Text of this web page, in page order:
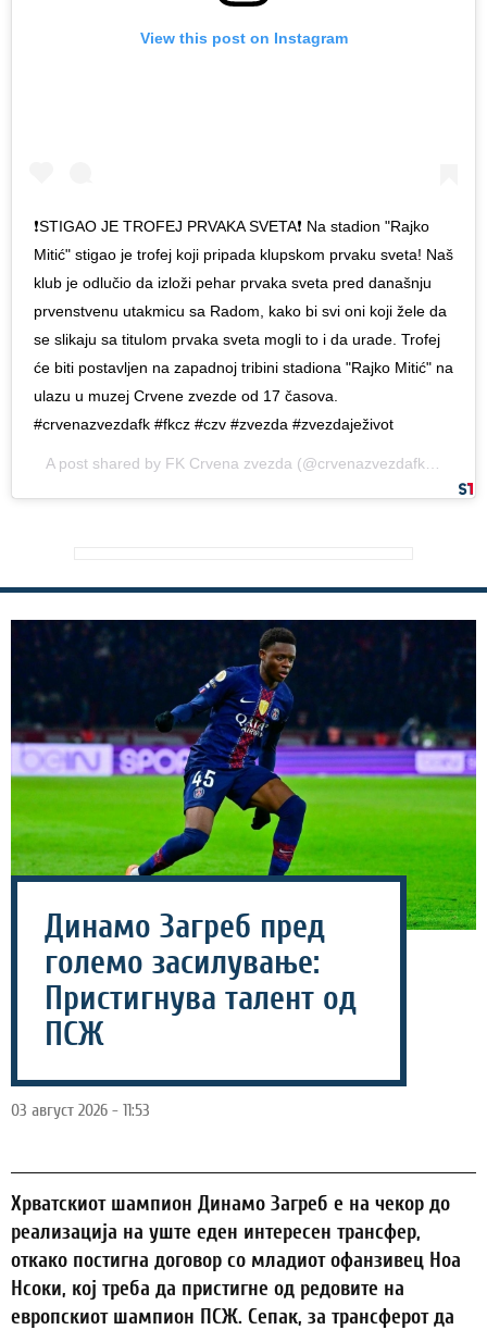
View this post on Instagram
❗️STIGAO JE TROFEJ PRVAKA SVETA❗️ Na stadion "Rajko
Mitić" stigao je trofej koji pripada klupskom prvaku sveta! Naš
klub je odlučio da izloži pehar prvaka sveta pred današnju
prvenstvenu utakmicu sa Radom, kako bi svi oni koji žele da
se slikaju sa titulom prvaka sveta mogli to i da urade. Trofej
će biti postavljen na zapadnoj tribini stadiona "Rajko Mitić" na
ulazu u muzej Crvene zvezde od 17 časova.
#crvenazvezdafk #fkcz #czv #zvezda #zvezdaježivot
A post shared by FK Crvena zvezda (@crvenazvezdafk) on
Динамо Загреб пред
големо засилување:
Пристигнува талент од
ПСЖ
03 август 2026 - 11:53
Хрватскиот шампион Динамо Загреб е на чекор до
реализација на уште еден интересен трансфер,
откако постигна договор со младиот офанзивец Ноа
Нсоки, кој треба да пристигне од редовите на
европскиот шампион ПСЖ. Сепак, за трансферот да